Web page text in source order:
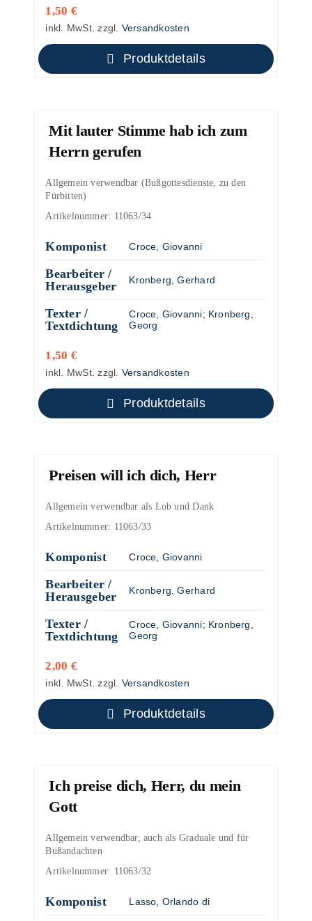
1,50 €
inkl. MwSt. zzgl. Versandkosten
Produktdetails
Mit lauter Stimme hab ich zum
Herrn gerufen
Allgemein verwendbar (Bußgottesdienste, zu den
Fürbitten)
Artikelnummer: 11063/34
Komponist Croce, Giovanni
Bearbeiter /
Herausgeber
Kronberg, Gerhard
Texter /
Textdichtung
Croce, Giovanni; Kronberg,
Georg
1,50 €
inkl. MwSt. zzgl. Versandkosten
Produktdetails
Preisen will ich dich, Herr
Allgemein verwendbar als Lob und Dank
Artikelnummer: 11063/33
Komponist Croce, Giovanni
Bearbeiter /
Herausgeber
Kronberg, Gerhard
Texter /
Textdichtung
Croce, Giovanni; Kronberg,
Georg
2,00 €
inkl. MwSt. zzgl. Versandkosten
Produktdetails
Ich preise dich, Herr, du mein
Gott
Allgemein verwendbar, auch als Graduale und für
Bußandachten
Artikelnummer: 11063/32
Komponist Lasso, Orlando di